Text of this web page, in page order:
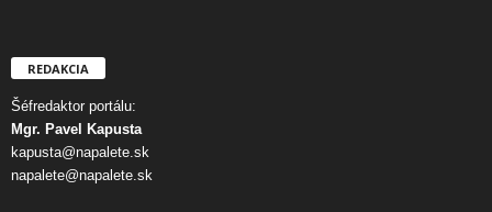
REDAKCIA
Šéfredaktor portálu:
Mgr. Pavel Kapusta
kapusta@napalete.sk
napalete@napalete.sk